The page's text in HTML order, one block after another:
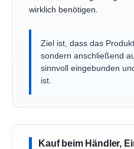
wirklich benötigen.
Ziel ist, dass das
sondern anschließend
sinnvoll eingebunden
ist.
Kauf beim Händler,